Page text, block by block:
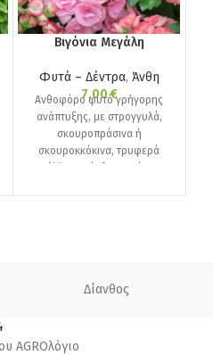
Βιγόνια Μεγάλη
Φυτά – Δέντρα, Άνθη
7,00€
Ανθοφόρο φυτό γρήγορης
ανάπτυξης, με στρογγυλά,
σκουροπράσινα ή
σκουροκκόκινα, τρυφερά
Δίανθος
AGROλόγιο